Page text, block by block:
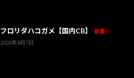
フロリダハコガメ【国内CB】
新着!!
2026年8月7日